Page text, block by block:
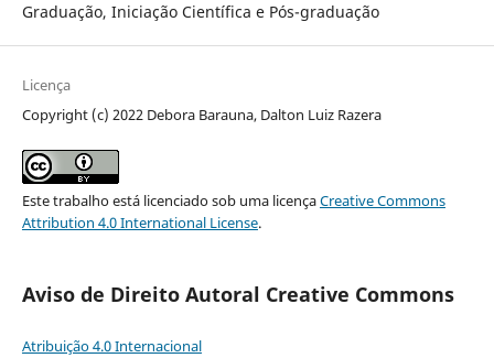
Graduação, Iniciação Científica e Pós-graduação
Licença
Copyright (c) 2022 Debora Barauna, Dalton Luiz Razera
Este trabalho está licenciado sob uma licençaCreative Commons
Attribution 4.0 International License.
Aviso de Direito Autoral Creative Commons
Atribuição 4.0 Internacional